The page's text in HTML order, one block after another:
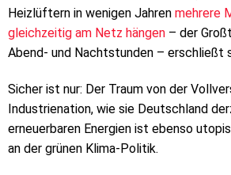
Heizlüftern in wenigen Jahren mehrere
gleichzeitig am Netz hängen – der
Abend- und Nachtstunden – erschließt
Sicher ist nur: Der Traum von der
Industrienation, wie sie Deutschland
erneuerbaren Energien ist ebenso
an der grünen Klima-Politik.